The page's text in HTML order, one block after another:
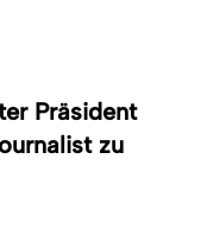
Präsident
zu